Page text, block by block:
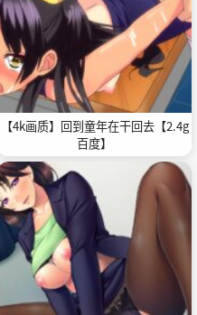
【4k画质】回到童年在干回去【2.4g
百度】